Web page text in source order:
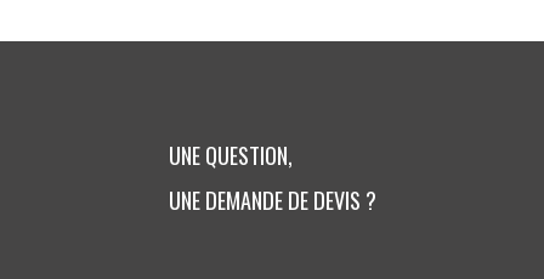
UNE QUESTION,
UNE DEMANDE DE DEVIS ?